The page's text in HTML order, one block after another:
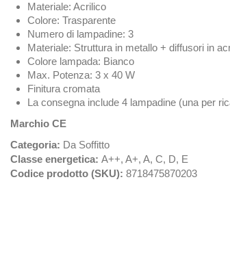
Materiale: Acrilico
Colore: Trasparente
Numero di lampadine: 3
Materiale: Struttura in metallo + diffusori in
Colore lampada: Bianco
Max. Potenza: 3 x 40 W
Finitura cromata
La consegna include 4 lampadine (una per
Marchio CE
Categoria: Da Soffitto
Classe energetica: A++, A+, A, C, D, E
Codice prodotto (SKU): 8718475870203